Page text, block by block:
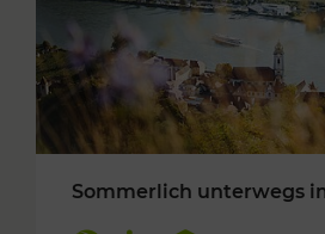
Sommerlich unterwegs